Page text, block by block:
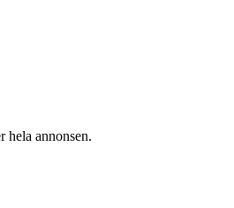
hela annonsen.